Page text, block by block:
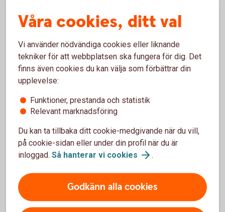
Viktig information
Bankgironummer och Plusgironummer kommer
OCR som fakturareferens kvarstår
Det blir obligatoriskt att ange
betalningsmottagarens namn vid
bankgiro- och plusgirobetalning
Våra cookies, ditt val
Vi använder nödvändiga cookies eller liknande
tekniker för att webbplatsen ska fungera för dig. Det
finns även cookies du kan välja som förbättrar din
upplevelse:
Funktioner, prestanda och statistik
Relevant marknadsföring
Du kan ta tillbaka ditt cookie-medgivande när du vill,
på cookie-sidan eller under din profil när du är
inloggad. Så hanterar vi cookies .
Godkänn alla cookies